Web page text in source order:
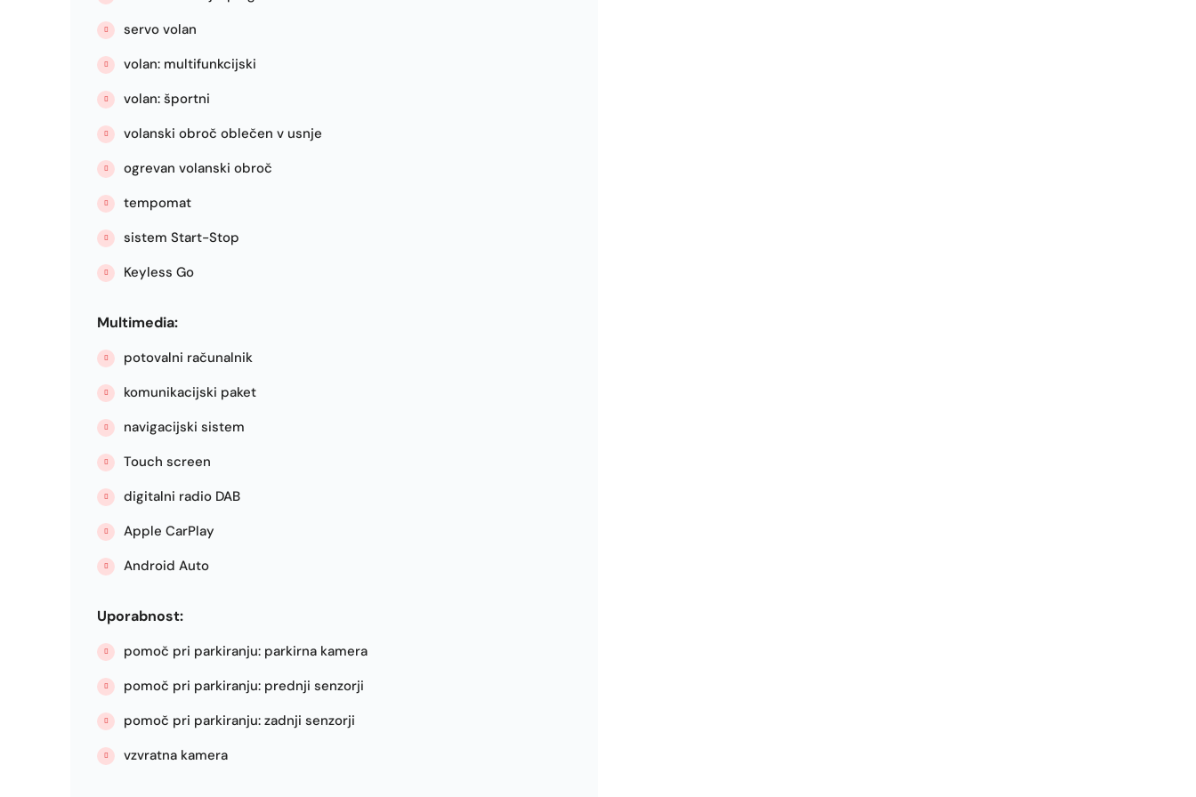
servo volan
volan: multifunkcijski
volan: športni
volanski obroč oblečen v usnje
ogrevan volanski obroč
tempomat
sistem Start-Stop
Keyless Go
Multimedia:
potovalni računalnik
komunikacijski paket
navigacijski sistem
Touch screen
digitalni radio DAB
Apple CarPlay
Android Auto
Uporabnost:
pomoč pri parkiranju: parkirna kamera
pomoč pri parkiranju: prednji senzorji
pomoč pri parkiranju: zadnji senzorji
vzvratna kamera